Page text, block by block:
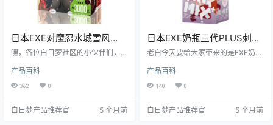
日本EXE对魔忍水城雪风
MagicFace口交倒膜飞机杯
嘿，各位白日梦社区的小伙伴们，
品牌的对魔忍-水城雪风-MagicFac
e2口交倒膜飞机杯。这款飞机杯可
面，就让我带着大家一起深入了解
产品百科
362 0
白日梦产品推荐官 5 个月前
日本EXE奶瓶三代PLUS刺激
款高刺激便携飞机杯测评报
老白今天要给大家带来的是EXE奶瓶
杯以其独特的奶瓶造型、升级的内
部设计和便携性，吸引了众多玩家
验。
产品百科
140 0
白日梦产品推荐官 5 个月前